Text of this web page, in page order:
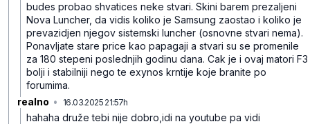
budes probao shvatices neke stvari. Skini barem prezaljeni
Nova Luncher, da vidis koliko je Samsung zaostao i koliko je
prevazidjen njegov sistemski luncher (osnovne stvari nema).
Ponavljate stare price kao papagaji a stvari su se promenile
za 180 stepeni poslednjih godinu dana. Cak je i ovaj matori F3
bolji i stabilniji nego te exynos krntije koje branite po
forumima.
realno • 16.03.2025 21:57h
hahaha druže tebi nije dobro,idi na youtube pa vidi